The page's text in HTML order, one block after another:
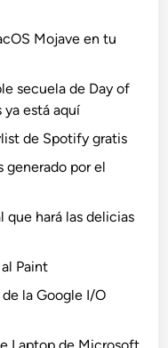
Mojave en tu
secuela de Day of
ya está aquí
de Spotify gratis
generado por el
que hará las delicias
Paint
la Google I/O
Laptop de Microsoft